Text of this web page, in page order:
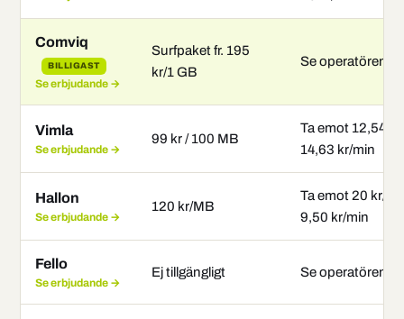
Comviq
BILLIGAST
Se erbjudande →
Surfpaket fr. 195
kr/1 GB
Se operatören
Vimla
Se erbjudande →
99 kr / 100 MB
Ta emot 12,54
14,63 kr/min
Hallon
Se erbjudande →
120 kr/MB
Ta emot 20 kr/
9,50 kr/min
Fello
Se erbjudande →
Ej tillgängligt Se operatören